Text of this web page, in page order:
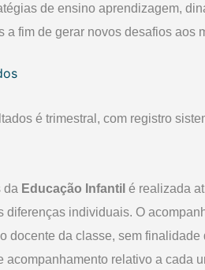
de ensino aprendizagem,
a fim de gerar novos desafios aos
é trimestral, com registro
da Educação Infantil é realizada
diferenças individuais. O
docente da classe, sem
acompanhamento relativo a cada